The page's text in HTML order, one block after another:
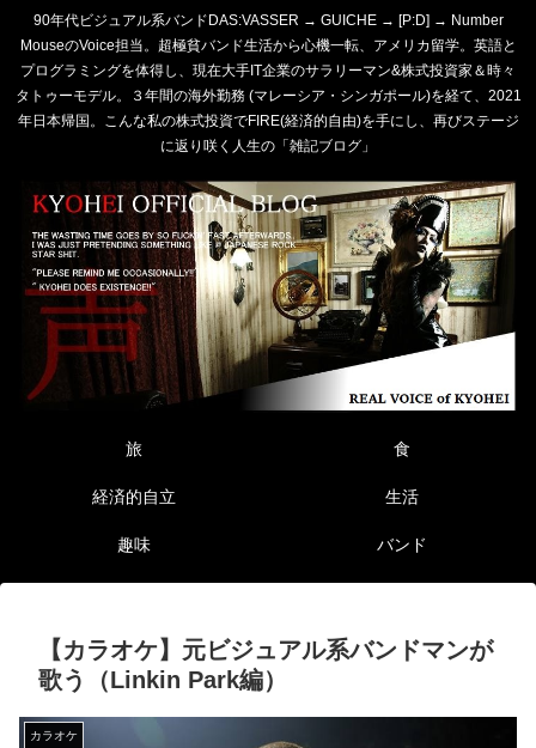
90年代ビジュアル系バンドDAS:VASSER → GUICHE → [P:D] → Number
MouseのVoice担当。超極貧バンド生活から心機一転、アメリカ留学。英語と
プログラミングを体得し、現在大手IT企業のサラリーマン&株式投資家＆時々
タトゥーモデル。３年間の海外勤務 (マレーシア・シンガポール)を経て、2021
年日本帰国。こんな私の株式投資でFIRE(経済的自由)を手にし、再びステージ
に返り咲く人生の「雑記ブログ」
旅 食
経済的自立 生活
趣味 バンド
【カラオケ】元ビジュアル系バンドマンが
歌う（Linkin Park編）
カラオケ